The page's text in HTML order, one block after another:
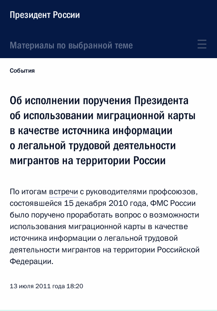
Президент России
Материалы по выбранной теме
События
Об исполнении поручения Президента
об использовании миграционной карты
в качестве источника информации
о легальной трудовой деятельности
мигрантов на территории России
По итогам встречи с руководителями профсоюзов,
состоявшейся 15 декабря 2010 года, ФМС России
было поручено проработать вопрос о возможности
использования миграционной карты в качестве
источника информации о легальной трудовой
деятельности мигрантов на территории Российской
Федерации.
13 июля 2011 года 18:20